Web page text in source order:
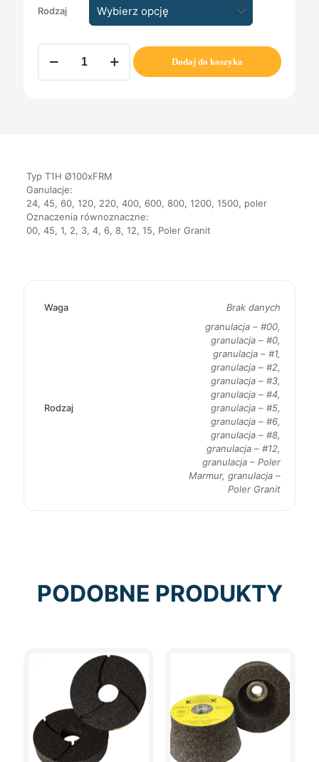
Rodzaj
ilość
Typ
T1H
Dodaj do koszyka
Typ T1H Ø100xFRM
Ganulacje:
24, 45, 60, 120, 220, 400, 600, 800, 1200, 1500, poler
Oznaczenia równoznaczne:
00, 45, 1, 2, 3, 4, 6, 8, 12, 15, Poler Granit
Waga Brak danych
Rodzaj
granulacja – #00,
granulacja – #0,
granulacja – #1,
granulacja – #2,
granulacja – #3,
granulacja – #4,
granulacja – #5,
granulacja – #6,
granulacja – #8,
granulacja – #12,
granulacja – Poler
Marmur, granulacja –
Poler Granit
PODOBNE PRODUKTY